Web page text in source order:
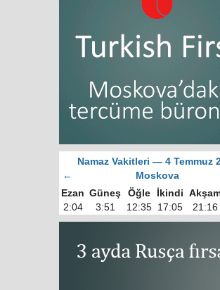
Namaz Vakitleri — 4 Temmuz
←
Moskova
Ezan Güneş Öğle İkindi
2:04
3:51 12:35 17:05 21:16